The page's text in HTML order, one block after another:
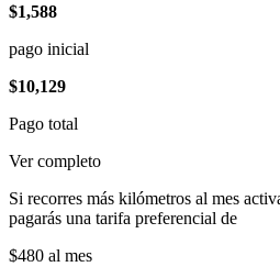
$1,588
pago inicial
$10,129
Pago total
Ver completo
Si recorres más kilómetros al mes
pagarás una tarifa preferencial de
$480 al mes